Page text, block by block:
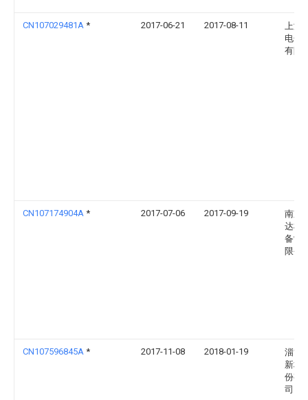
CN107029481A * 2017-06-21 2017-08-11
上海
电子
有限
CN107174904A * 2017-07-06 2017-09-19
南京
达机
备制
限公
CN107596845A * 2017-11-08 2018-01-19
淄博
新材
份有
司